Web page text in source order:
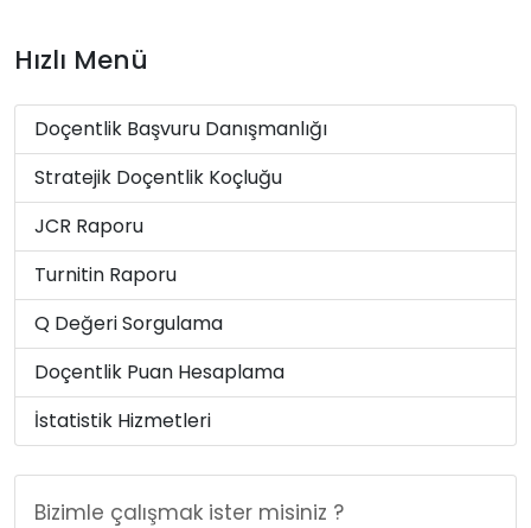
Hızlı Menü
Doçentlik Başvuru Danışmanlığı
Stratejik Doçentlik Koçluğu
JCR Raporu
Turnitin Raporu
Q Değeri Sorgulama
Doçentlik Puan Hesaplama
İstatistik Hizmetleri
Bizimle çalışmak ister misiniz ?